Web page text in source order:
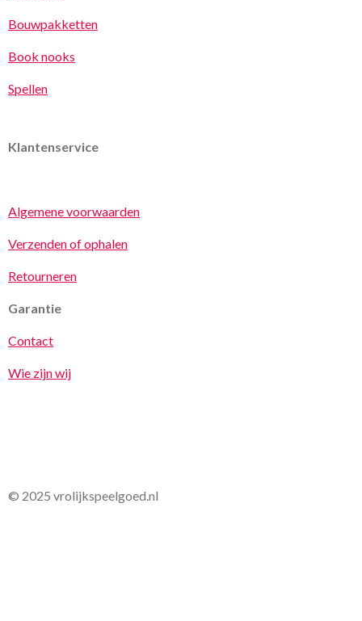
Bouwpakketten
Book nooks
Spellen
Klantenservice
Algemene voorwaarden
Verzenden of ophalen
Retourneren
Garantie
Contact
Wie zijn wij
© 2025 vrolijkspeelgoed.nl